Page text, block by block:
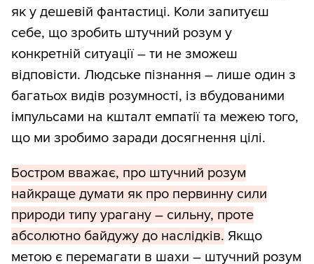
як у дешевій фантастиці. Коли запитуєш
себе, що зробить штучний розум у
конкретній ситуації – ти не зможеш
відповісти. Людське пізнання – лише один з
багатьох видів розумності, із вбудованими
імпульсами на кшталт емпатії та межею того,
що ми зробимо заради досягнення цілі.
Бостром вважає, про штучний розум
найкраще думати як про первинну сили
природи типу урагану – сильну, проте
абсолютно байдужу до наслідків. Якщо
метою є перемагати в шахи – штучний розум